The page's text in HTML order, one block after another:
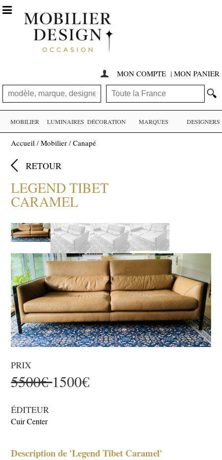
 MON COMPTE | MON PANIER
🔍

MOBILIER LUMINAIRES DÉCORATION MARQUES DESIGNERS
Accueil /Mobilier /Canapé
 RETOUR
LEGEND TIBET
CARAMEL
PRIX
5500€1500€
ÉDITEUR
Cuir Center
Description de 'Legend Tibet Caramel'